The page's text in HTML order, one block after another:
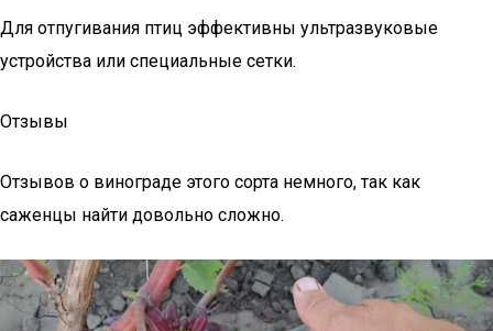
Для отпугивания птиц эффективны ультразвуковые
устройства или специальные сетки.
Отзывы
Отзывов о винограде этого сорта немного, так как
саженцы найти довольно сложно.